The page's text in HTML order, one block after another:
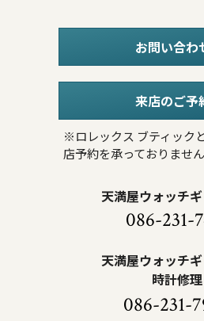
お問い合わ
来店のご予
※ロレックス ブティック
店予約を承っておりません
天満屋ウォッチ
086-231-
天満屋ウォッチ
時計修理
086-231-